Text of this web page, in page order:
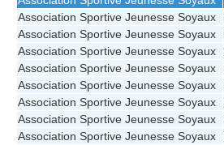
Association Sportive Jeunesse Soyaux
Association Sportive Jeunesse Soyaux
Association Sportive Jeunesse Soyaux
Association Sportive Jeunesse Soyaux
Association Sportive Jeunesse Soyaux
Association Sportive Jeunesse Soyaux
Association Sportive Jeunesse Soyaux
Association Sportive Jeunesse Soyaux